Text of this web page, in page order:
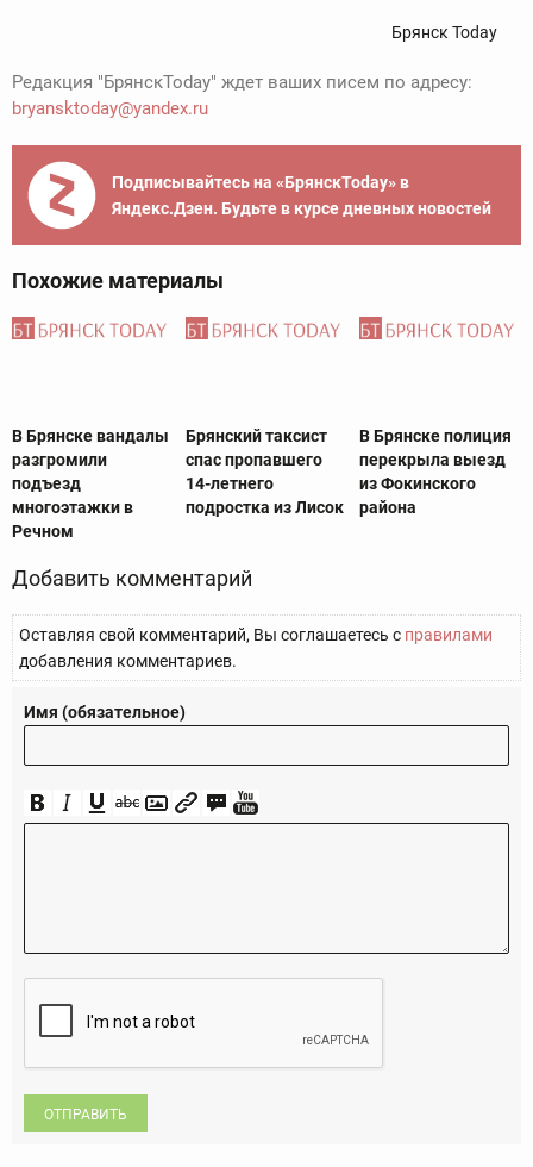
Брянск Today
Редакция "БрянскToday" ждет ваших писем по адресу:
bryansktoday@yandex.ru
Подписывайтесь на «БрянскToday» в
Яндекс.Дзен. Будьте в курсе дневных новостей
Похожие материалы
В Брянске вандалы
разгромили
подъезд
многоэтажки в
Речном
Брянский таксист
спас пропавшего
14-летнего
подростка из Лисок
В Брянске полиция
перекрыла выезд
из Фокинского
района
Добавить комментарий
Оставляя свой комментарий, Вы соглашаетесь с правилами
добавления комментариев.
Имя (обязательное)
ОТПРАВИТЬ